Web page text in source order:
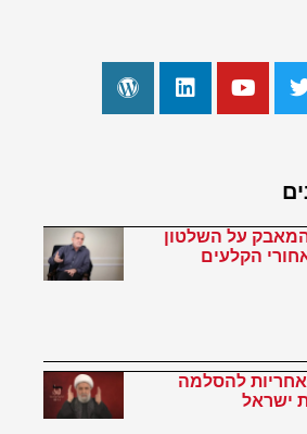
על השלטון
הקלעים
להסלמה
ישראל